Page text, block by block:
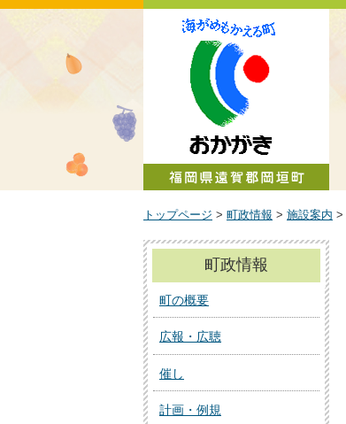
トップページ > 町政情報 > 施設案内 >
町政情報
町の概要
広報・広聴
催し
計画・例規